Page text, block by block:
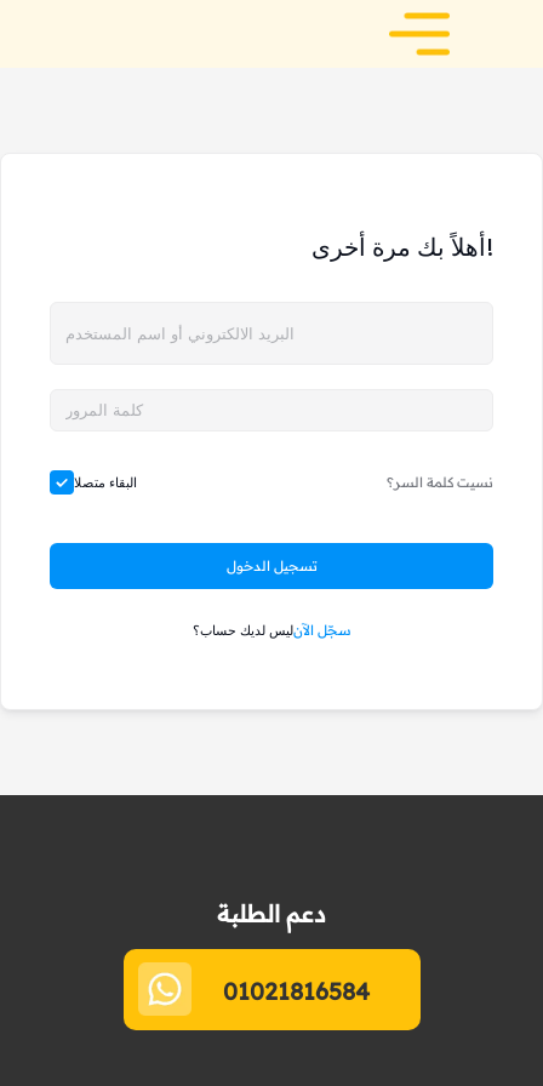
أهلاً بك مرة أخرى!
البقاء متصلا نسيت كلمة السر؟
تسجيل الدخول
ليس لديك حساب؟سجّل الآن
دعم الطلبة
01021816584